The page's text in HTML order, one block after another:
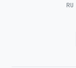
RU